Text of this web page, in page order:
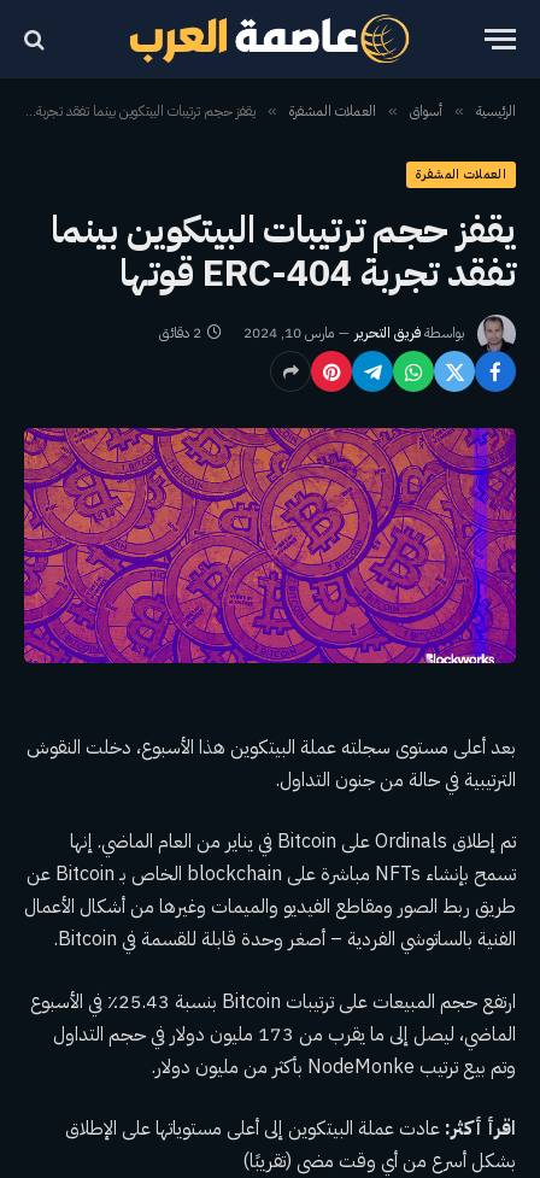
الرئيسية » أسواق » العملات المشفرة » يقفز حجم ترتيبات البيتكوين بينما تفقد تجربة ERC-404 قوتها
العملات المشفرة
يقفز حجم ترتيبات البيتكوين بينما
تفقد تجربة ERC-404 قوتها
بواسطةفريق التحرير مارس 10, 2024 2 دقائق
بعد أعلى مستوى سجلته عملة البيتكوين هذا الأسبوع، دخلت النقوش
الترتيبية في حالة من جنون التداول.
تم إطلاق Ordinals على Bitcoin في يناير من العام الماضي. إنها
تسمح بإنشاء NFTs مباشرة على blockchain الخاص بـ Bitcoin عن
طريق ربط الصور ومقاطع الفيديو والميمات وغيرها من أشكال الأعمال
الفنية بالساتوشي الفردية – أصغر وحدة قابلة للقسمة في Bitcoin.
ارتفع حجم المبيعات على ترتيبات Bitcoin بنسبة 25.43٪ في الأسبوع
الماضي، ليصل إلى ما يقرب من 173 مليون دولار في حجم التداول
وتم بيع ترتيب NodeMonke بأكثر من مليون دولار.
اقرأ أكثر: عادت عملة البيتكوين إلى أعلى مستوياتها على الإطلاق
بشكل أسرع من أي وقت مضى (تقريبًا)